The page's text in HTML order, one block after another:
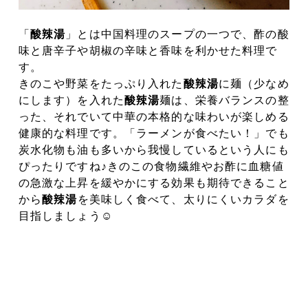
「 酸辣湯 」とは中国料理のスープの一つで、酢の酸
味と唐辛子や胡椒の辛味 と香味を利かせた料理で
す。
きのこや野菜をたっぷり入れた 酸辣湯に麺（少なめ
にします）を入れた酸辣湯麺は、栄養バランスの整
った、それでいて中華の本格的な味わいが楽しめる
健康的な料理です。「ラーメンが食べたい！」でも
炭水化物も油も多いから我慢しているという人 にも
ぴったりですね♪ きのこの食物繊維やお酢に血糖値
の急激な上昇を緩やかにする効果も期待できること
から酸辣湯を美味しく食べて、太りにくいカラダを
目指しましょう ☺